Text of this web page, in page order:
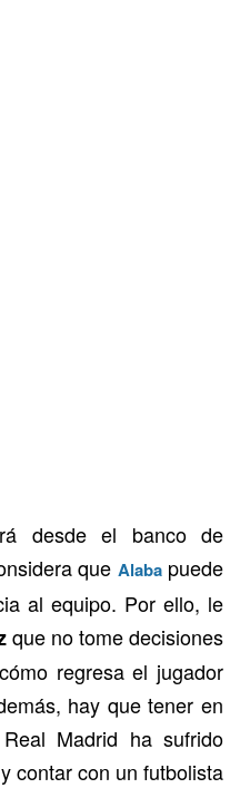
desde el banco de
que Alabapuede
al equipo. Por ello, le
que no tome decisiones
regresa el jugador
hay que tener en
Madrid ha sufrido
contar con un futbolista